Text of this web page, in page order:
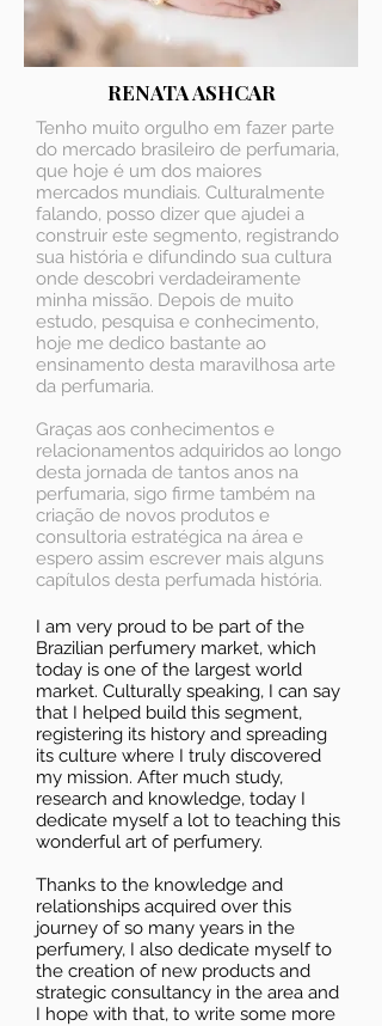
RENATA ASHCAR
Tenho muito orgulho em fazer parte
do mercado brasileiro de perfumaria,
que hoje é um dos maiores
mercados mundiais. Culturalmente
falando, posso dizer que ajudei a
construir este segmento, registrando
sua história e difundindo sua cultura
onde descobri verdadeiramente
minha missão. Depois de muito
estudo, pesquisa e conhecimento,
hoje me dedico bastante ao
ensinamento desta maravilhosa arte
da perfumaria.
Graças aos conhecimentos e
relacionamentos adquiridos ao longo
desta jornada de tantos anos na
perfumaria, sigo firme também na
criação de novos produtos e
consultoria estratégica na área e
espero assim escrever mais alguns
capítulos desta perfumada história.
I am very proud to be part of the
Brazilian perfumery market, which
today is one of the largest world
market. Culturally speaking, I can say
that I helped build this segment,
registering its history and spreading
its culture where I truly discovered
my mission. After much study,
research and knowledge, today I
dedicate myself a lot to teaching this
wonderful art of perfumery.
Thanks to the knowledge and
relationships acquired over this
journey of so many years in the
perfumery, I also dedicate myself to
the creation of new products and
strategic consultancy in the area and
I hope with that, to write some more